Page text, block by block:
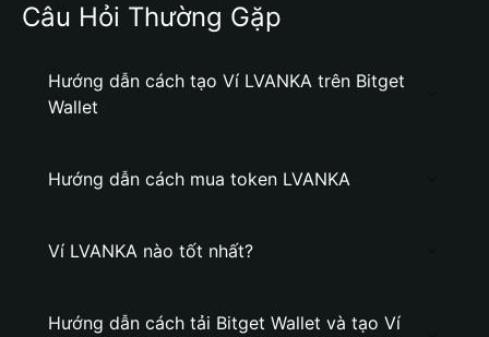
Câu Hỏi Thường Gặp
Hướng dẫn cách tạo Ví LVANKA trên Bitget
Wallet
Hướng dẫn cách mua token LVANKA
Ví LVANKA nào tốt nhất?
Hướng dẫn cách tải Bitget Wallet và tạo Ví